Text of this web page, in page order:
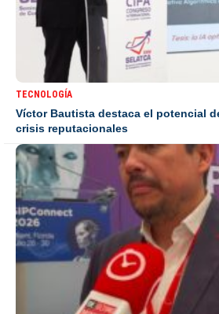
TECNOLOGÍA
Víctor Bautista destaca el potencial
crisis reputacionales